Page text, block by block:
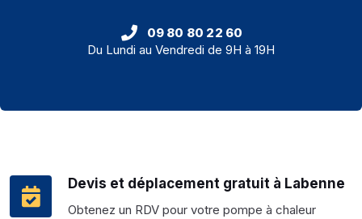
Devis et déplacement gratuit à Labenne
Obtenez un RDV pour votre pompe à chaleur
09 80 80 22 60
Du Lundi au Vendredi de 9H à 19H